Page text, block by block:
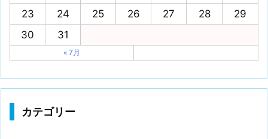
23
24 25 26 27 28
29
30
31
« 7月
カテゴリー